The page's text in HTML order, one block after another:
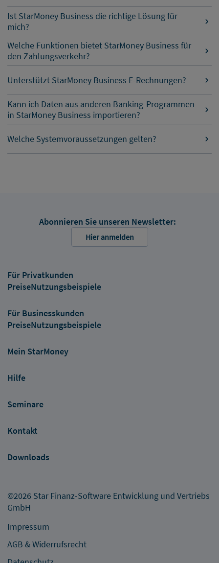
Ist StarMoney Business die richtige Lösung für
mich?
Welche Funktionen bietet StarMoney Business für
den Zahlungsverkehr?
Unterstützt StarMoney Business E-Rechnungen?
Kann ich Daten aus anderen Banking-Programmen
in StarMoney Business importieren?
Welche Systemvoraussetzungen gelten?
Abonnieren Sie unseren Newsletter:
Hier anmelden
Für Privatkunden
PreiseNutzungsbeispiele
Für Businesskunden
PreiseNutzungsbeispiele
Mein StarMoney
Hilfe
Seminare
Kontakt
Downloads
©2026 Star Finanz-Software Entwicklung und Vertriebs
GmbH
Impressum
AGB & Widerrufsrecht